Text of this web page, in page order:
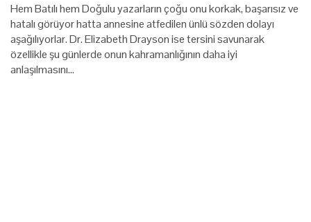
Hem Batılı hem Doğulu yazarların çoğu onu korkak, başarısız ve
hatalı görüyor hatta annesine atfedilen ünlü sözden dolayı
aşağılıyorlar. Dr. Elizabeth Drayson ise tersini savunarak
özellikle şu günlerde onun kahramanlığının daha iyi
anlaşılmasını…